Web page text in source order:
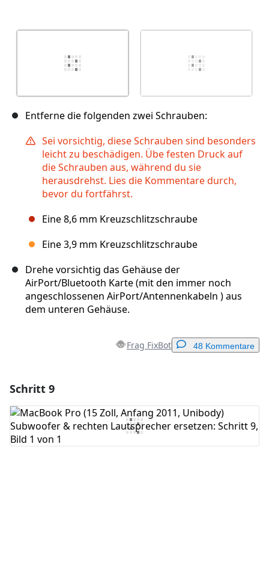
Entferne die folgenden zwei Schrauben:
Sei vorsichtig, diese Schrauben sind besonders
leicht zu beschädigen. Übe festen Druck auf
die Schrauben aus, während du sie
herausdrehst. Lies die Kommentare durch,
bevor du fortfährst.
Eine 8,6 mm Kreuzschlitzschraube
Eine 3,9 mm Kreuzschlitzschraube
Drehe vorsichtig das Gehäuse der
AirPort/Bluetooth Karte (mit den immer noch
angeschlossenen AirPort/Antennenkabeln ) aus
dem unteren Gehäuse.
Frag FixBot 48 Kommentare
Kommentar hinzufügen
Schritt 9